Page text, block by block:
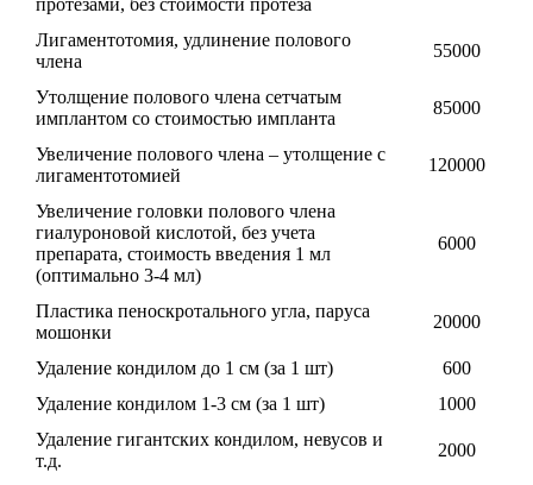
протезами, без стоимости протеза
Лигаментотомия, удлинение полового
члена
55000
Утолщение полового члена сетчатым
имплантом со стоимостью импланта
85000
Увеличение полового члена – утолщение с
лигаментотомией
120000
Увеличение головки полового члена
гиалуроновой кислотой, без учета
препарата, стоимость введения 1 мл
(оптимально 3-4 мл)
6000
Пластика пеноскротального угла, паруса
мошонки
20000
Удаление кондилом до 1 см (за 1 шт)
600
Удаление кондилом 1-3 см (за 1 шт)
1000
Удаление гигантских кондилом, невусов и
т.д.
2000